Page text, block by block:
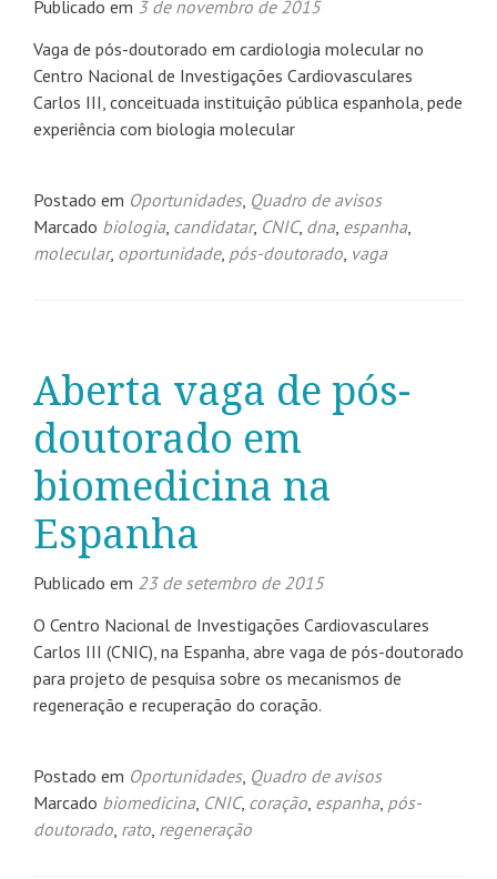
Publicado em 3 de novembro de 2015
Vaga de pós-doutorado em cardiologia molecular no
Centro Nacional de Investigações Cardiovasculares
Carlos III, conceituada instituição pública espanhola, pede
experiência com biologia molecular
Postado em Oportunidades, Quadro de avisos
Marcado biologia, candidatar, CNIC, dna, espanha,
molecular, oportunidade, pós-doutorado, vaga
Aberta vaga de pós-
doutorado em
biomedicina na
Espanha
Publicado em 23 de setembro de 2015
O Centro Nacional de Investigações Cardiovasculares
Carlos III (CNIC), na Espanha, abre vaga de pós-doutorado
para projeto de pesquisa sobre os mecanismos de
regeneração e recuperação do coração.
Postado em Oportunidades, Quadro de avisos
Marcado biomedicina, CNIC, coração, espanha, pós-
doutorado, rato, regeneração